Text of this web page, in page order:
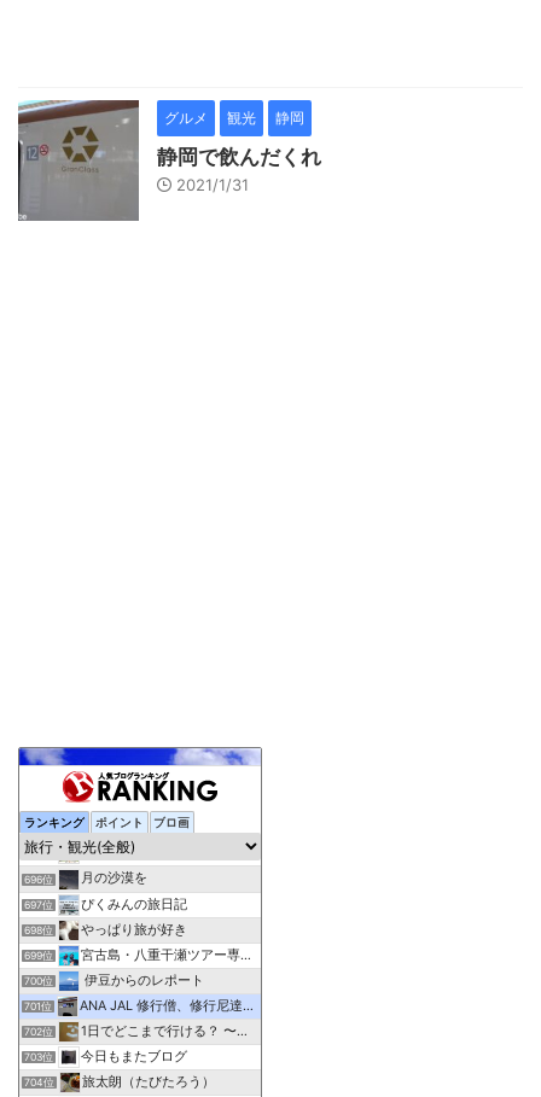
グルメ 観光 静岡
静岡で飲んだくれ
2021/1/31
ランキング ポイント ブロ画
694位 元添乗員の視点で見た宿情報＆体験記
695位 Traicy
696位 月の沙漠を
697位 ぴくみんの旅日記
698位 やっぱり旅が好き
699位 宮古島・八重干瀬ツアー専門アクアベース
700位 伊豆からのレポート
701位 ANA JAL 修行僧、修行尼達の解脱修行情報部屋
702位 1日でどこまで行ける？ 〜普通列車の旅〜
703位 今日もまたブログ
704位 旅太朗（たびたろう）